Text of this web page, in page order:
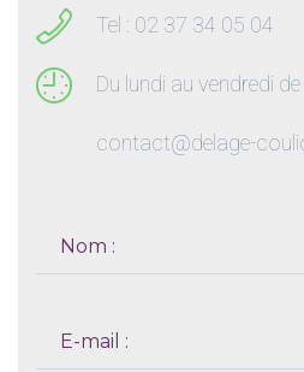
Tel : 02 37 34 05 04
Du lundi au vendredi
contact@delage-